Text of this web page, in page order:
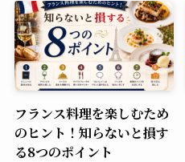
フランス料理を楽しむため
のヒント！知らないと損す
る8つのポイント